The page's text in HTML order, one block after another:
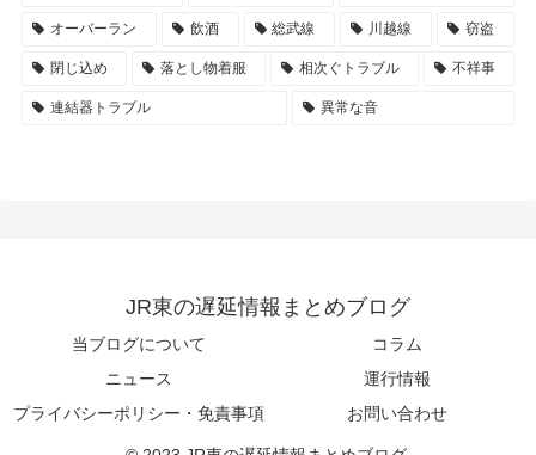
オーバーラン 飲酒 総武線 川越線 窃盗
閉じ込め 落とし物着服 相次ぐトラブル 不祥事
連結器トラブル 異常な音
JR東の遅延情報まとめブログ
当ブログについて
コラム
ニュース
運行情報
プライバシーポリシー・免責事項
お問い合わせ